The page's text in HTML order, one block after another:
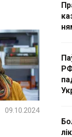
09.10.2024